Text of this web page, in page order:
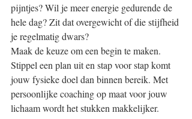
pijntjes? Wil je meer energie gedurende de
hele dag? Zit dat overgewicht of die stijfheid
je regelmatig dwars?
Maak de keuze om een begin te maken.
Stippel een plan uit en stap voor stap komt
jouw fysieke doel dan binnen bereik. Met
persoonlijke coaching op maat voor jouw
lichaam wordt het stukken makkelijker.